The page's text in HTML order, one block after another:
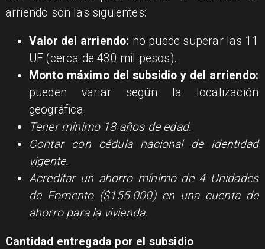
arriendo son las siguientes:
Valor del arriendo: no puede superar las 11
UF (cerca de 430 mil pesos).
Monto máximo del subsidio y del arriendo:
pueden variar según la localización
geográfica.
Tener mínimo 18 años de edad.
Contar con cédula nacional de identidad
vigente.
Acreditar un ahorro mínimo de 4 Unidades
de Fomento ($155.000) en una cuenta de
ahorro para la vivienda.
Cantidad entregada por el subsidio